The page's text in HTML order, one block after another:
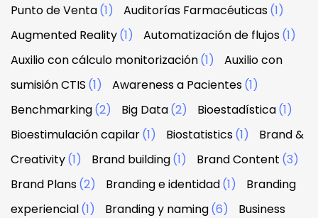
Punto de Venta(1) Auditorías Farmacéuticas(1)
Augmented Reality(1) Automatización de flujos(1)
Auxilio con cálculo monitorización(1)
Auxilio con
sumisión CTIS (1) Awareness a Pacientes(1)
Benchmarking(2) Big Data(2) Bioestadística(1)
Bioestimulación capilar(1) Biostatistics(1)
Brand &
Creativity(1) Brand building(1) Brand Content (3)
Brand Plans(2) Branding e identidad(1)
Branding
experiencial(1) Branding y naming(6) Business